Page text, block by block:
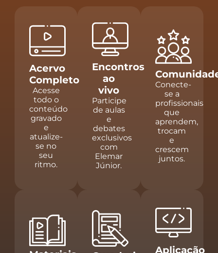
Acervo
Completo
Acesse
todo o
conteúdo
gravado
e
atualize-
se no
seu
ritmo.
Encontros
ao
vivo
Participe
de aulas
e
debates
exclusivos
com
Elemar
Júnior.
Conecte-
se a
profissionais
que
aprendem,
trocam
e
crescem
juntos.
Aplicação